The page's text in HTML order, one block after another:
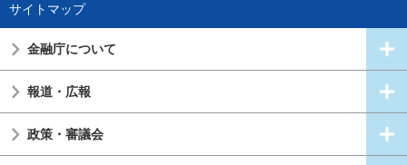
サイトマップ
金融庁について
報道・広報
政策・審議会